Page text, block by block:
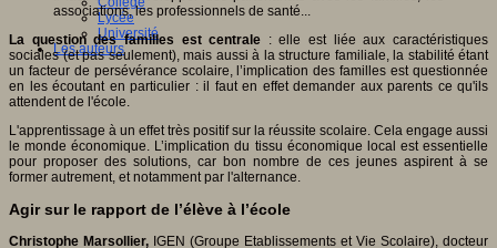
Lycée
Université
Les auteurs
associations, les professionnels de santé...
La question des familles est centrale : elle est liée aux caractéristiques
sociales (et pas seulement), mais aussi à la structure familiale, la stabilité étant
un facteur de persévérance scolaire, l’implication des familles est questionnée
en les écoutant en particulier : il faut en effet demander aux parents ce qu'ils
attendent de l'école.
L'apprentissage à un effet très positif sur la réussite scolaire. Cela engage aussi
le monde économique. L’implication du tissu économique local est essentielle
pour proposer des solutions, car bon nombre de ces jeunes aspirent à se
former autrement, et notamment par l'alternance.
Agir sur le rapport de l’élève à l’école
Christophe Marsollier, IGEN (Groupe Etablissements et Vie Scolaire), docteur